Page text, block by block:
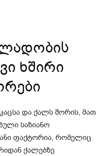
ხშირი
და ქალს შორის, მათ
საზიანო
ფაქტორია, რომელიც
ქალებზე